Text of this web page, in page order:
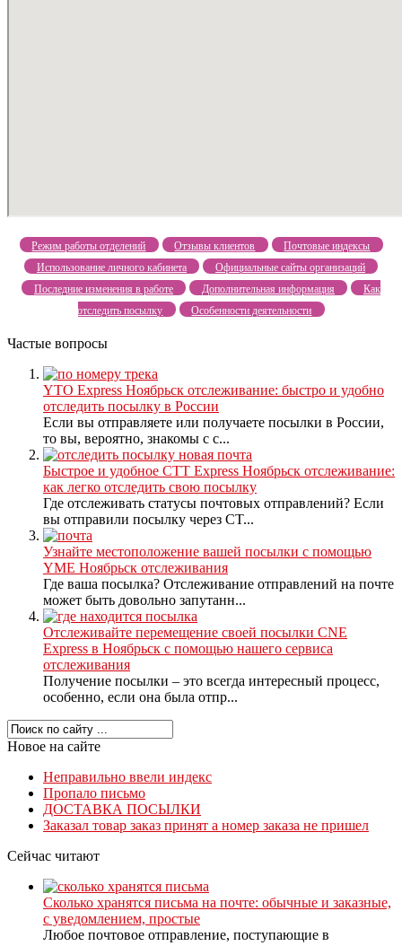
Режим работы отделений Отзывы клиентов
Почтовые индексы
Использование личного кабинета
Официальные сайты организаций
Последние изменения в работе
Дополнительная информация
Как
отследить посылку
Особенности деятельности
Частые вопросы
YTO Express Ноябрьск отслеживание: быстро и удобно
отследить посылку в России
Если вы отправляете или получаете посылки в России,
то вы, вероятно, знакомы с с...
Быстрое и удобное CTT Express Ноябрьск отслеживание:
как легко отследить свою посылку
Где отслеживать статусы почтовых отправлений? Если
вы отправили посылку через CT...
Узнайте местоположение вашей посылки с помощью
YME Ноябрьск отслеживания
Где ваша посылка? Отслеживание отправлений на почте
может быть довольно запутанн...
Отслеживайте перемещение своей посылки CNE
Express в Ноябрьск с помощью нашего сервиса
отслеживания
Получение посылки – это всегда интересный процесс,
особенно, если она была отпр...
Новое на сайте
Неправильно ввели индекс
Пропало письмо
ДОСТАВКА ПОСЫЛКИ
Заказал товар заказ принят а номер заказа не пришел
Сейчас читают
Сколько хранятся письма на почте: обычные и заказные,
с уведомлением, простые
Любое почтовое отправление, поступающие в